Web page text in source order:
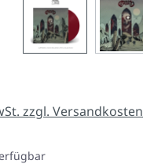
zzgl. Versandkosten